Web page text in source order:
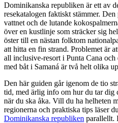
Dominikanska republiken är ett av
resekatalogen faktiskt stämmer.
vattnet och de lutande
över en kustlinje som sträcker sig
öster till en nästan folktom
att hitta en fin strand. Problemet är
all inclusive-resort i Punta Cana och
med båt i Samaná är två helt olika
Den här guiden går igenom de tio
tid, med ärlig info om hur du tar dig
när du ska åka. Vill du ha helheten
regionerna och praktiska tips läser
Dominikanska republiken parallellt.